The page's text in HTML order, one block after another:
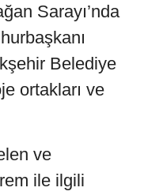
Sarayı’nda
Belediye
ortakları ve
ve
ile ilgili